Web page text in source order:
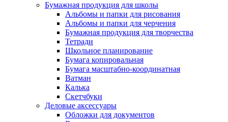
Бумажная продукция для школы
Альбомы и папки для рисования
Альбомы и папки для черчения
Бумажная продукция для творчества
Тетради
Школьное планирование
Бумага копировальная
Бумага масштабно-координатная
Ватман
Калька
Скетчбуки
Деловые аксессуары
Обложки для документов